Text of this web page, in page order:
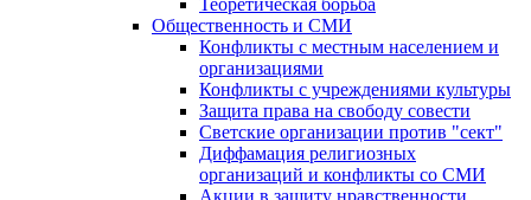
Теоретическая борьба
Общественность и СМИ
Конфликты с местным населением и
организациями
Конфликты с учреждениями культуры
Защита права на свободу совести
Светские организации против "сект"
Диффамация религиозных
организаций и конфликты со СМИ
Акции в защиту нравственности